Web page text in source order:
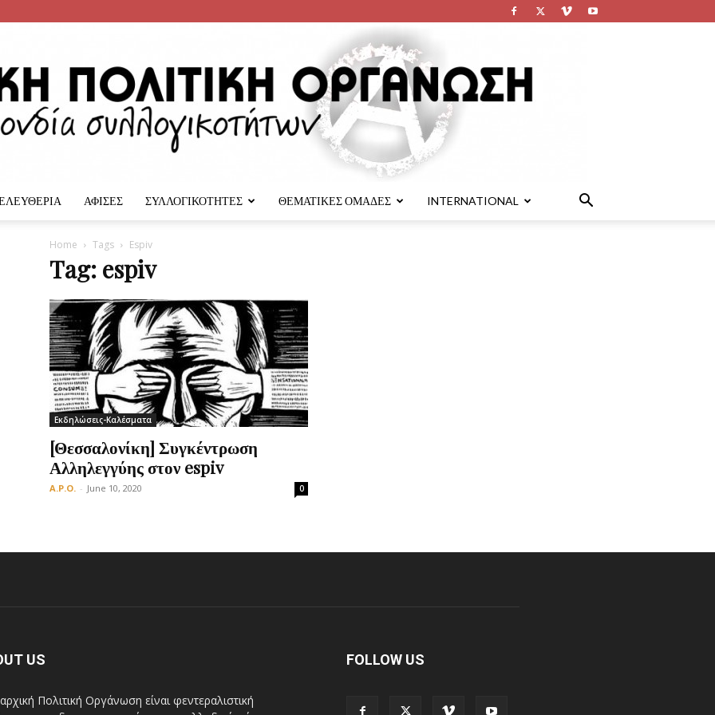
Πολιτική
Οργάνωση
ΑΦΙΣΕΣ ΣΥΛΛΟΓΙΚΟΤΗΤΕΣ ΘΕΜΑΤΙΚΕΣ ΟΜΑΔΕΣ INTERNATIONAL
Home Tags Espiv
Tag: espiv
Εκδηλώσεις-Καλέσματα
[Θεσσαλονίκη] Συγκέντρωση
Αλληλεγγύης στον espiv
A.P.O. - June 10, 2020 0
US
Πολιτική Οργάνωση είναι φεντεραλιστική
FOLLOW US